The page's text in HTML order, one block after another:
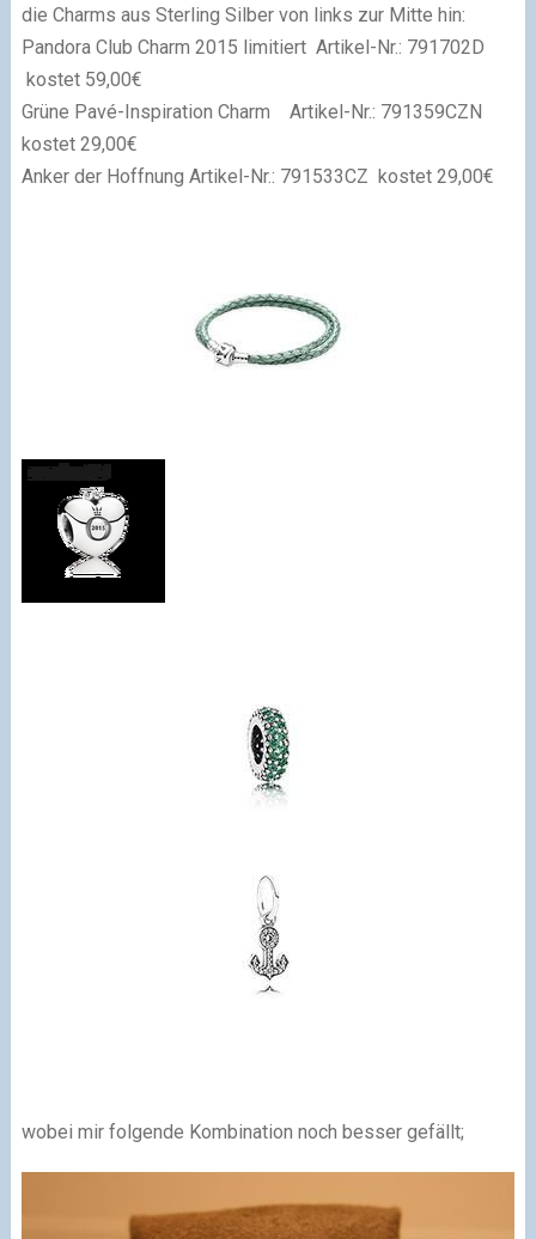
die Charms aus Sterling Silber von links zur Mitte hin:
Pandora Club Charm 2015 limitiert Artikel-Nr.: 791702D
kostet 59,00€
Grüne Pavé-Inspiration Charm
Artikel-Nr.: 791359CZN
kostet 29,00€
Anker der Hoffnung Artikel-Nr.: 791533CZ kostet 29,00€
wobei mir folgende Kombination noch besser gefällt;